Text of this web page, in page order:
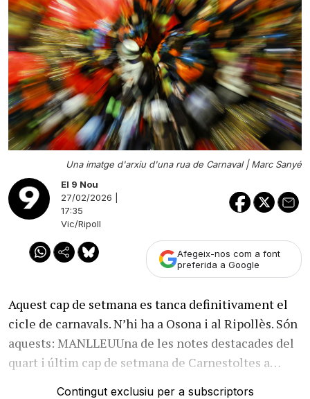
Una imatge d'arxiu d'una rua de Carnaval |Marc Sanyé
El 9 Nou
27/02/2026 |
17:35
Vic/Ripoll
Afegeix-nos com a font
preferida a Google
Aquest cap de setmana es tanca definitivament el
cicle de carnavals. N’hi ha a Osona i al Ripollès. Són
aquests: MANLLEUUna de les notes destacades del
quart i últim cap de setmana de Carnestoltes a…
Contingut exclusiu per a subscriptors